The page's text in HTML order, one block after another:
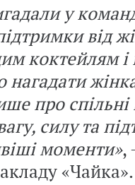
у
від
коктейлям
нагадати
про спільні
силу та
моменти»,
«Чайка».